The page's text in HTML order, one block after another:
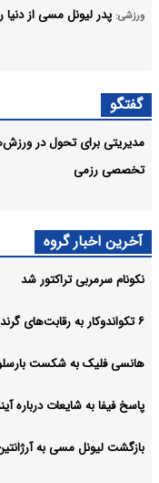
ورزشی: پدر لیونل مسی از
گفتگو
مدیریتی برای تحول در
تخصصی رزمی
آخرین اخبار گروه
نکونام سرمربی تراکتور شد
۶ تکواندوکار به رقابت‌های گرندپری اعزام می‌شوند
هانسی فلیک به شکست
پاسخ فیفا به شایعات درباره
بازگشت لیونل مسی به